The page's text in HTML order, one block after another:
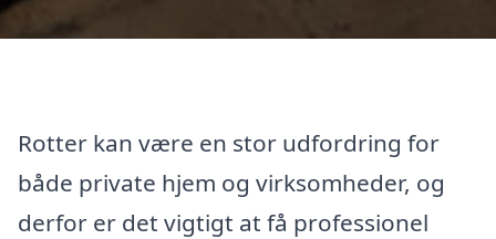
Rotter kan være en stor udfordring for
både private hjem og virksomheder, og
derfor er det vigtigt at få professionel